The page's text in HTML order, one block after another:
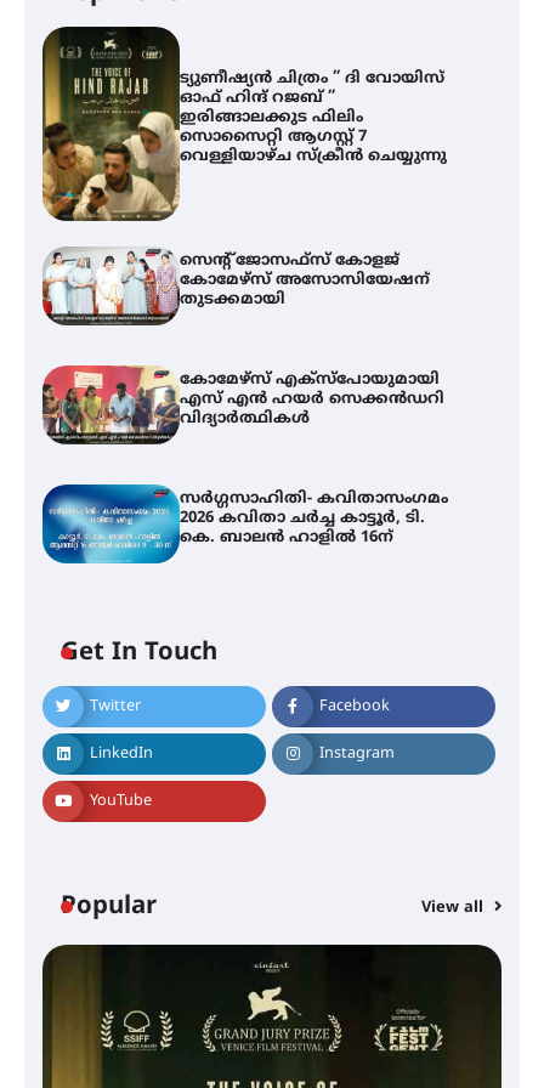
ട്യുണീഷ്യൻ ചിത്രം ” ദി വോയിസ്
ഓഫ് ഹിന്ദ് റജബ് ”
ഇരിങ്ങാലക്കുട ഫിലിം
സൊസൈറ്റി ആഗസ്റ്റ് 7
വെള്ളിയാഴ്ച സ്‌ക്രീൻ ചെയ്യുന്നു
സെന്റ് ജോസഫ്സ് കോളജ്
കോമേഴ്‌സ് അസോസിയേഷന്
തുടക്കമായി
കോമേഴ്സ് എക്സ്പോയുമായി
എസ് എൻ ഹയർ സെക്കൻഡറി
വിദ്യാർത്ഥികൾ
സർഗ്ഗസാഹിതി- കവിതാസംഗമം
2026 കവിതാ ചർച്ച കാട്ടൂർ, ടി.
കെ. ബാലൻ ഹാളിൽ 16ന്
Get In Touch
Twitter Facebook
LinkedIn Instagram
YouTube
Popular View all
സെന്റ് ജോസഫ്സ് കോളജ്
കോമേഴ്‌സ് അസോസിയേഷന്
തുടക്കമായി